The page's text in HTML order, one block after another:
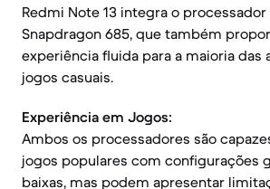
Redmi Note 13 integra o
Snapdragon 685, que também
experiência fluida para a maioria das
jogos casuais.
Experiência em Jogos:
Ambos os processadores são
jogos populares com configurações
baixas, mas podem apresentar